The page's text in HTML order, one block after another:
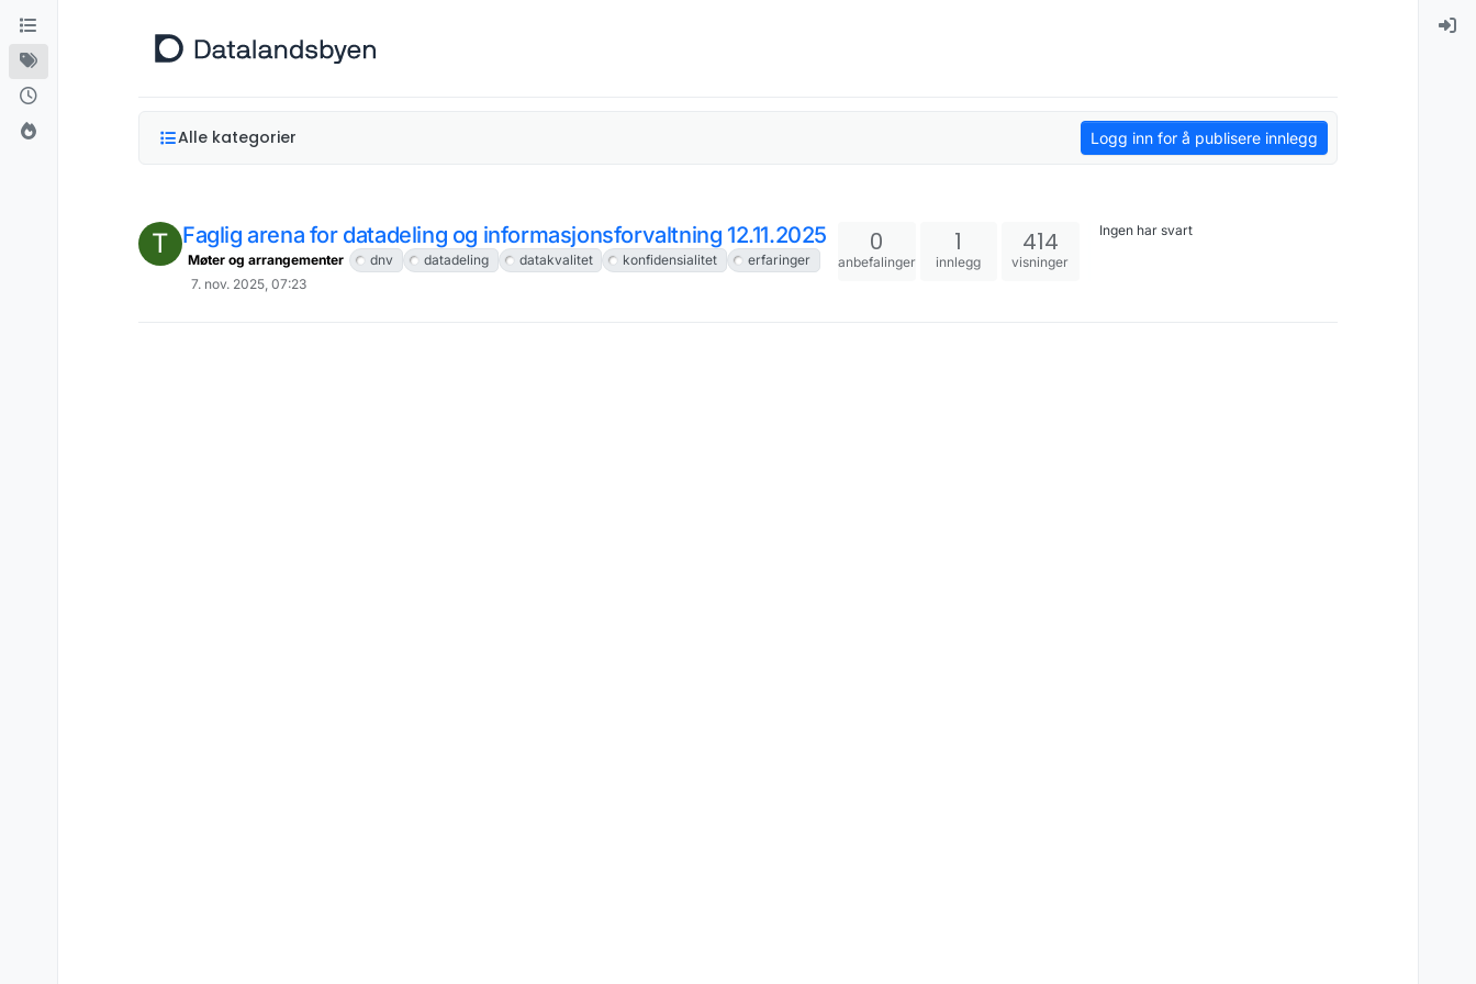
Hopp til innhold
Alle kategorier Logg inn for å publisere innlegg
T Faglig arena for datadeling og informasjonsforvaltning 12.11.2025
Møter og arrangementer dnv datadeling datakvalitet konfidensialitet
erfaringer
7. nov. 2025, 07:23
0
anbefalinger
1
innlegg
414
visninger
Ingen har svart